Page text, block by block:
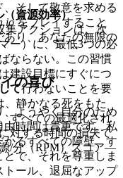
（資源効率） –
集アクションは、次
ー）に、最低3つの必
ならない。この習慣
建設目標にすぐにつ
て行わないことを要
、静かなる死をもた
すべての最適化され
対する時間の損失で
/分（RPM）スコア—
そして敬意を求める
をプレイすること
り、あなたの無限の
の喜び
ようやく自分のため
時間は貴重です。私
るすべての障壁、す
で、それを尊重しま
ール、退屈なアップ